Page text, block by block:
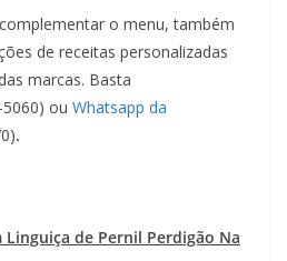
o menu, também
de receitas personalizadas
marcas. Basta
ou Whatsapp da
.
de Pernil Perdigão Na